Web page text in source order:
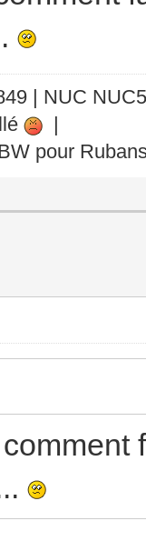
| NUC
|
pour